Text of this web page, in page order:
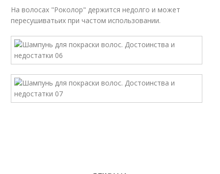
На волосах "Роколор" держится недолго и может
пересушиватьих при частом использовании.